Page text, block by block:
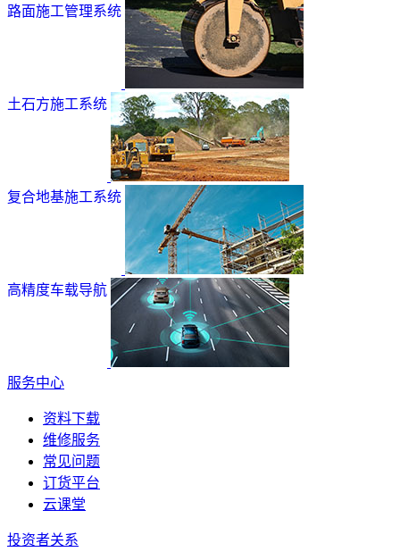
路面施工管理系统
土石方施工系统
复合地基施工系统
高精度车载导航
服务中心
资料下载
维修服务
常见问题
订货平台
云课堂
投资者关系